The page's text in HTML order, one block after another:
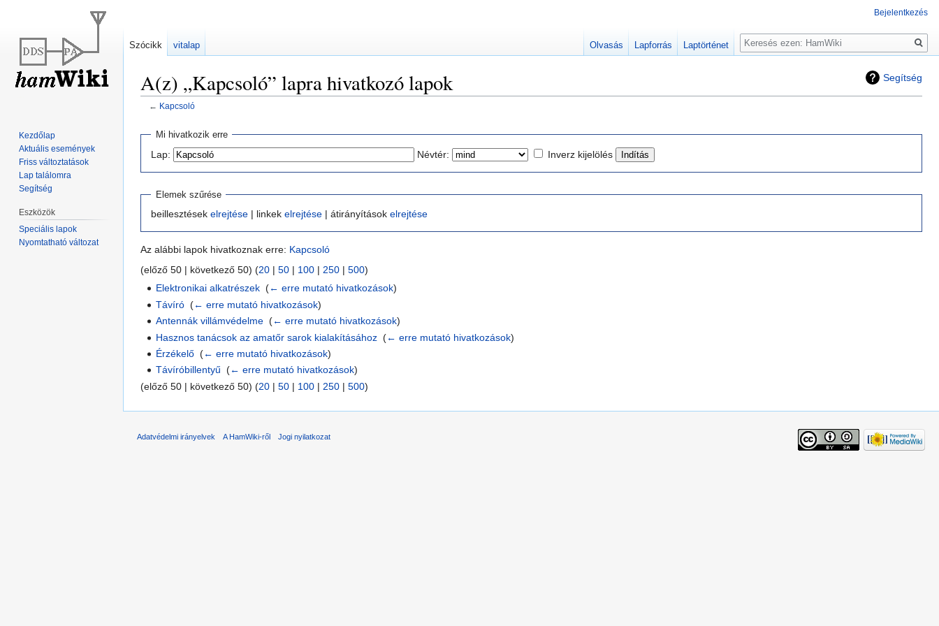
Segítség
A(z) „Kapcsoló” lapra hivatkozó lapok
← Kapcsoló
Ugrás
navigációhoz
Ugrás
kereséshez
Mi hivatkozik erre
Lap: Névtér: Inverz kijelölés
Elemek szűrése
beillesztések elrejtése | linkek elrejtése | átirányítások elrejtése
Az alábbi lapok hivatkoznak erre: Kapcsoló
(előző 50 | következő 50) (20 | 50 | 100 | 250 | 500)
Elektronikai alkatrészek ‎(← erre mutató hivatkozások)
Távíró ‎(← erre mutató hivatkozások)
Antennák villámvédelme ‎(← erre mutató hivatkozások)
Hasznos tanácsok az amatőr sarok kialakításához ‎(← erre mutató hivatkozások)
Érzékelő ‎(← erre mutató hivatkozások)
Távíróbillentyű ‎(← erre mutató hivatkozások)
(előző 50 | következő 50) (20 | 50 | 100 | 250 | 500)
Bejelentkezés
Szócikk vitalap Olvasás Lapforrás Laptörténet
Keresés
Kezdőlap
Aktuális események
Friss változtatások
Lap találomra
Segítség
Eszközök
Speciális lapok
Nyomtatható változat
Adatvédelmi irányelvek A HamWiki-ről Jogi nyilatkozat